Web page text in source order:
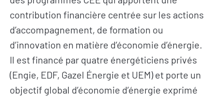
contribution financière centrée sur les actions
d’accompagnement, de formation ou
d’innovation en matière d’économie d’énergie.
Il est financé par quatre énergéticiens privés
(Engie, EDF, Gazel Énergie et UEM) et porte un
objectif global d’économie d’énergie exprimé